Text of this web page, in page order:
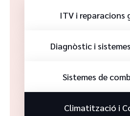
ITV i reparacions
Diagnòstic i
Sistemes de
Climatització i